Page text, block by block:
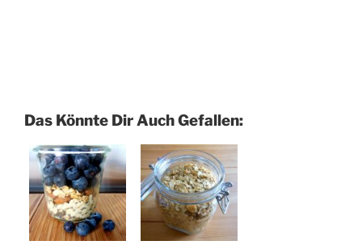
Das Könnte Dir Auch Gefallen: